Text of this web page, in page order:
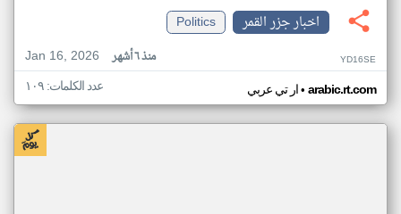
اخبار جزر القمر
Politics
Jan 16, 2026
منذ ٦ أشهر YD16SE
ار تي عربي• arabic.rt.com عدد الكلمات: ١٠٩